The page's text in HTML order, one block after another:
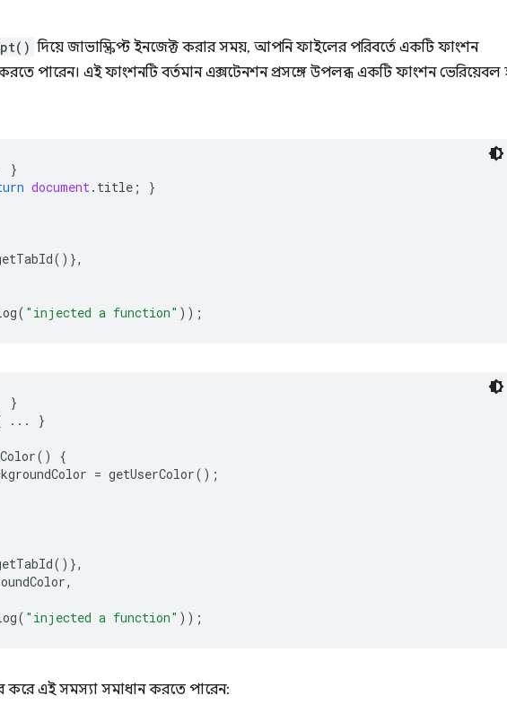
দিয়ে জাভাস্ক্রিপ্ট ইনজেক্ট করার সময়, আপনি ফাইলের পরিবর্তে একটি ফাংশন
করতে পারেন। এই ফাংশনটি বর্তমান এক্সটেনশন প্রসঙ্গে উপলব্ধ একটি ফাংশন
}
document. title ; }
()},
( "injected a function" ));
}
... }
()
{
= getUserColor();
()},
,
( "injected a function" ));
করে এই সমস্যা সমাধান করতে পারেন: